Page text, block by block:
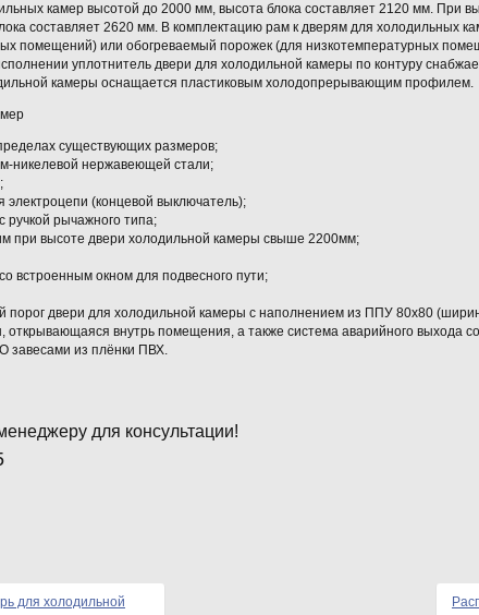
камер высотой до 2000 мм, высота блока составляет 2120 мм. При
составляет 2620 мм. В комплектацию рам к дверям для холодильных
помещений) или обогреваемый порожек (для низкотемпературных
уплотнитель двери для холодильной камеры по контуру
камеры оснащается пластиковым холодопрерывающим профилем.
существующих размеров;
никелевой нержавеющей стали;
(концевой выключатель);
ручкой рычажного типа;
при высоте двери холодильной камеры свыше 2200мм;
встроенным окном для подвесного пути;
порог двери для холодильной камеры с наполнением из ППУ 80х80
открывающаяся внутрь помещения, а также система аварийного выхода
завесами из плёнки ПВХ.
для консультации!
для холодильной